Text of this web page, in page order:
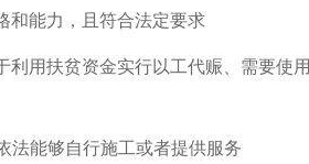
和能力，且符合法定要求
用扶贫资金实行以工代赈、需要使用
法能够自行施工或者提供服务